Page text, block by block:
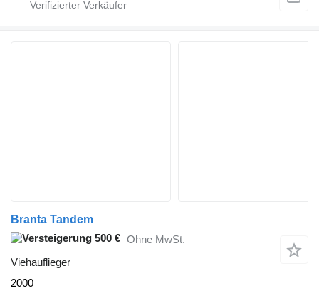
Branta Tandem
500 € Ohne MwSt.
Viehauflieger
2000